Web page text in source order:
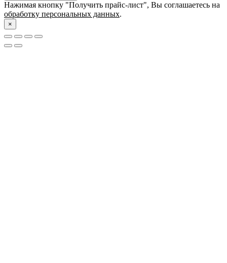
Нажимая кнопку "Получить прайс-лист", Вы соглашаетесь на
обработку персональных данных.
×